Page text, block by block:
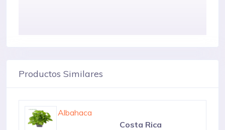
Productos Similares
Albahaca
Kenya